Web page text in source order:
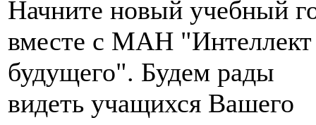
Начните новый учебный
вместе с МАН "Интеллект
будущего". Будем рады
видеть учащихся Вашего